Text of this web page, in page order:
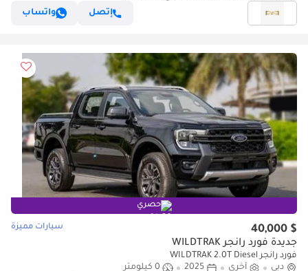
إتصل
واتساب
حصري
$ 40,000 سيارات مميزة
جديدة فورد رانجر WILDTRAK
فورد رانجر WILDTRAK 2.0T Diesel
دبي
أخرى 2025
0 كيلومتر